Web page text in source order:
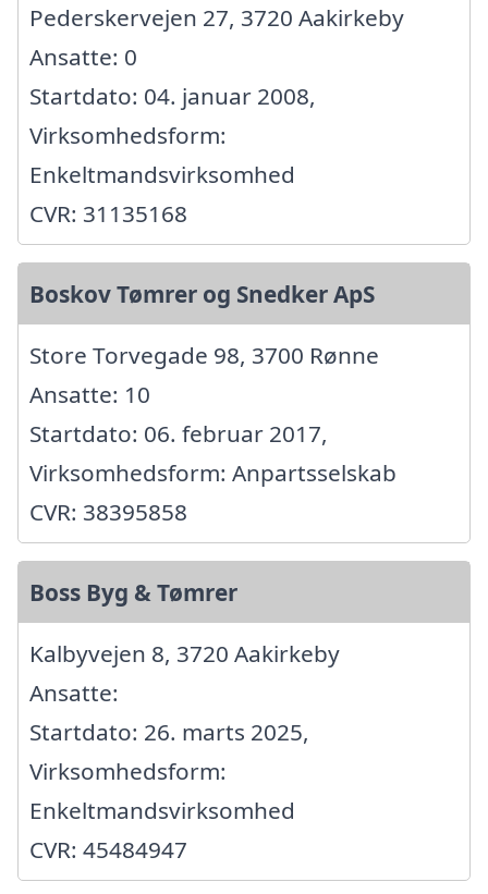
Pederskervejen 27, 3720 Aakirkeby
Ansatte: 0
Startdato: 04. januar 2008,
Virksomhedsform:
Enkeltmandsvirksomhed
CVR: 31135168
Boskov Tømrer og Snedker ApS
Store Torvegade 98, 3700 Rønne
Ansatte: 10
Startdato: 06. februar 2017,
Virksomhedsform: Anpartsselskab
CVR: 38395858
Boss Byg & Tømrer
Kalbyvejen 8, 3720 Aakirkeby
Ansatte:
Startdato: 26. marts 2025,
Virksomhedsform:
Enkeltmandsvirksomhed
CVR: 45484947